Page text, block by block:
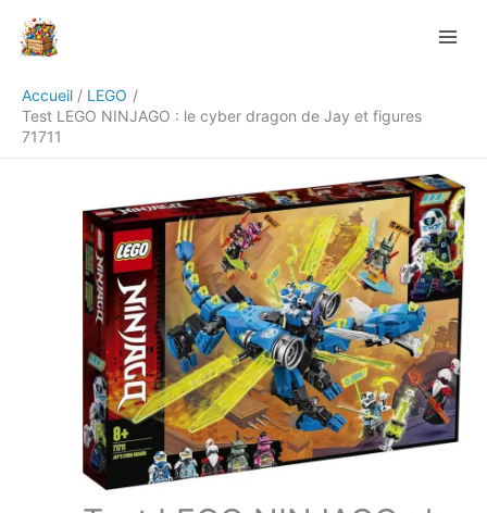
Accueil
LEGO
Test LEGO NINJAGO : le cyber dragon de Jay et figures
71711
Rechercher